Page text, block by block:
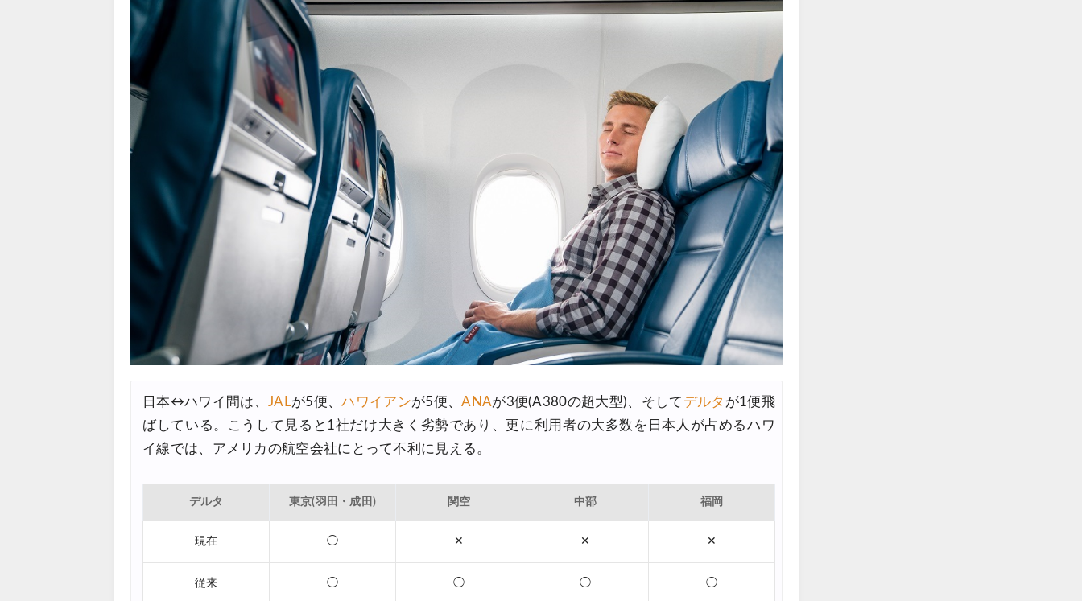
07/30 Trip.com) ホテル 1,500円OFFクーポン
楽天トラベル) 海外ツアー 最大10,000円OFFクーポン
Trip.com) 航空券 1,500円OFFクーポン
07/27 Trip.com) NY/ロンドン/タイ ホテル 10%OFFクーポン
Trip.com) タイ航空券 10%OFFクーポン
楽天トラベル) 海外ツアー 最大30,000円OFFクーポン
Trip.com) 海外航空券(アジア) 6,900円~
HIS) 海外航空券 3,000円OFFクーポン
07/24 HIS) アイスランドツアー 最大30,000円OFFクーポン
Trip.com) 海外航空券 最大2,500円OFFクーポン
07/23 Trip.com) 航空券＋ホテル 最大5,000円OFFクーポン
07/22 JTB) 海外ツアー(20代) 最大28,000円OFFクーポン
07/21 エアトリ) 海外航空券 最大10,000円OFFクーポン
楽天トラベル) 海外ツアー 最大30,000円OFFクーポン
HIS) 海外旅行タイムセール(関西発)
日本↔ハワイ間は、 JALが5便、ハワイアンが5便、ANAが3便(A380の超大型)、そして デルタ が1便飛
ばしている。こうして見ると1社だけ大きく劣勢であり、更に利用者の大多数を日本人が占めるハワ
イ線では、アメリカの航空会社にとって不利に見える。
デルタ 東京(羽田・成田) 関空 中部 福岡
現在 ◯ ✕ ✕ ✕
従来 ◯ ◯ ◯ ◯